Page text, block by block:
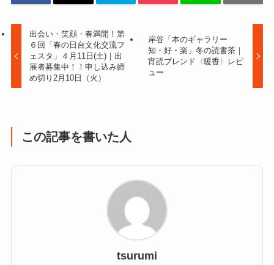
出会い・笑顔・春満開！第
６回「春の日台文化交流フ
ェスタ」４月11日(土)｜出
展者募集中！！申し込み締
め切り2月10日（火）
岸谷「本のギャラリー
知・好・楽」冬の読書茶｜
宵読ブレンド〈暖香〉レビ
ュー
この記事を書いた人
tsurumi